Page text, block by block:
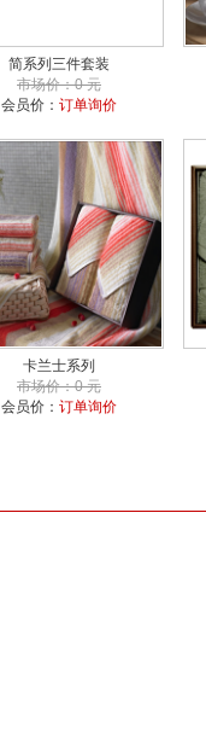
简系列三件套装
市场价：0 元
会员价： 订单询价
卡兰士系列
市场价：0 元
会员价： 订单询价